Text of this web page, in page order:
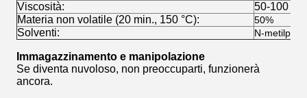
Viscosità:
50-100
Materia non volatile (20 min., 150 °C):
50%
Solventi: N-
Immagazzinamento e manipolazione
Se diventa nuvoloso, non preoccuparti, funzionerà
ancora.